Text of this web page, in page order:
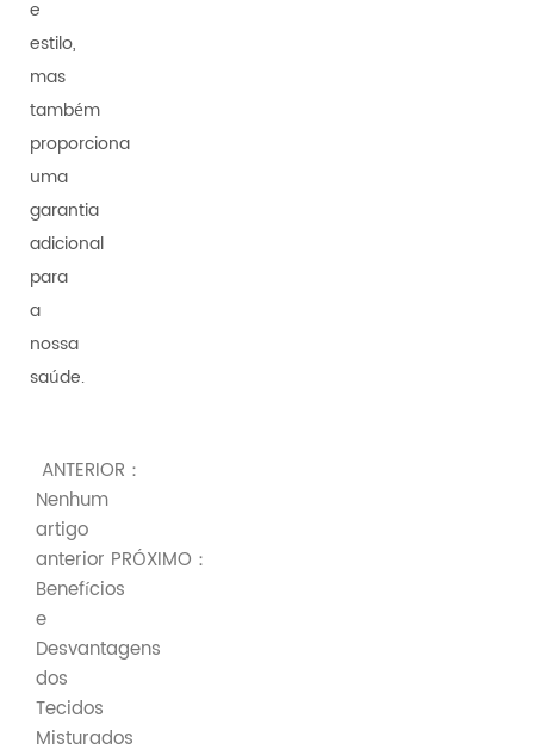
e
estilo,
mas
também
proporciona
uma
garantia
adicional
para
a
nossa
saúde.
ANTERIOR：
Nenhum
artigo
anterior PRÓXIMO：
Benefícios
e
Desvantagens
dos
Tecidos
Misturados